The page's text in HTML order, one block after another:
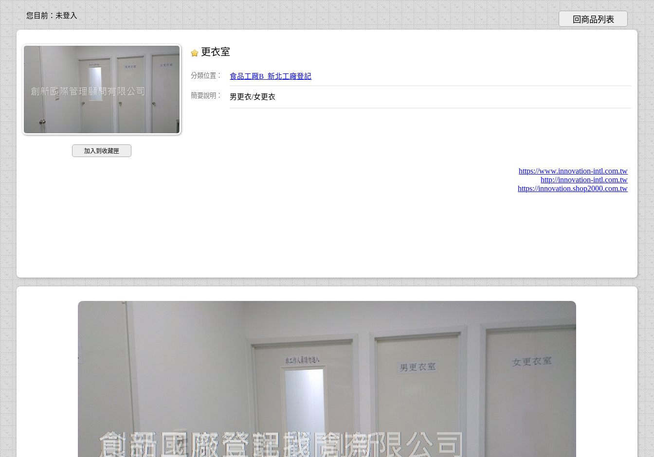
您目前： 未登入 回商品列表
加入到收藏匣
更衣室
分類位置 ： 食品工厰B_新北工廠登記
簡要說明 ： 男更衣/女更衣
https://www.innovation-intl.com.tw
http://innovation-intl.com.tw
https://innovation.shop2000.com.tw